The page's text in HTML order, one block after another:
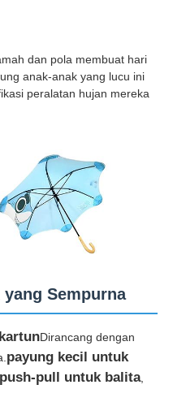
dan pola membuat hari
anak-anak yang lucu ini
peralatan hujan mereka
yang Sempurna
Dirancang dengan
payung kecil untuk
pull untuk balita,